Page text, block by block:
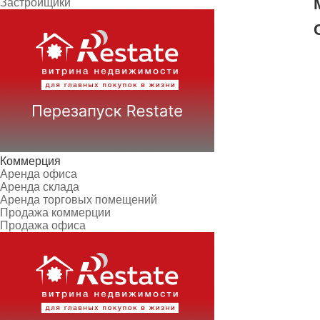
Застройщики
Коммерция
Аренда офиса
Аренда склада
Аренда торговых помещений
Продажа коммерции
Продажа офиса